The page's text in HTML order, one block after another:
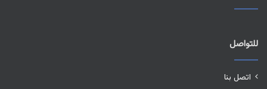
للتواصل
اتصل بنا